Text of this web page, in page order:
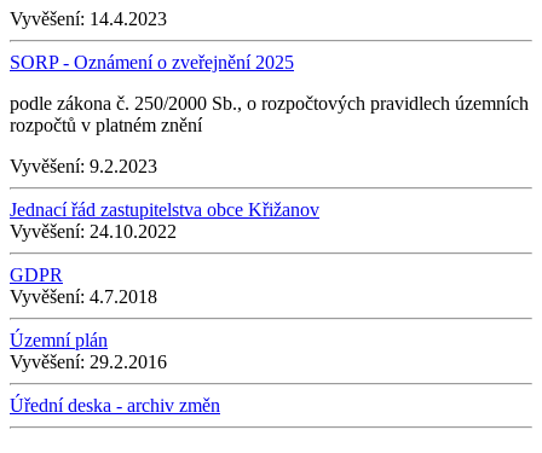
Vyvěšení: 14.4.2023
SORP - Oznámení o zveřejnění 2025
podle zákona č. 250/2000 Sb., o rozpočtových pravidlech územních
rozpočtů v platném znění
Vyvěšení: 9.2.2023
Jednací řád zastupitelstva obce Křižanov
Vyvěšení: 24.10.2022
GDPR
Vyvěšení: 4.7.2018
Územní plán
Vyvěšení: 29.2.2016
Úřední deska - archiv změn